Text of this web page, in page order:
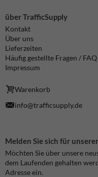
über TrafficSupply
Kontakt
Über uns
Lieferzeiten
Häufig gestellte Fragen / FAQ
Impressum
Warenkorb
info@trafficsupply.de
Melden Sie sich für
Möchten Sie über unsere
dem Laufenden gehalten
Adresse ein.